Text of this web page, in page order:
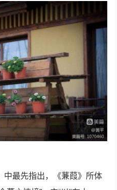
中最先指出，《蒹葭》所体